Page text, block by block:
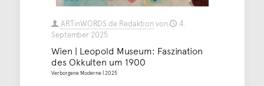
ARTinWORDS.de Redaktionvon
4.
September 2025
Wien | Leopold Museum: Faszination
des Okkulten um 1900
Verborgene Moderne | 2025